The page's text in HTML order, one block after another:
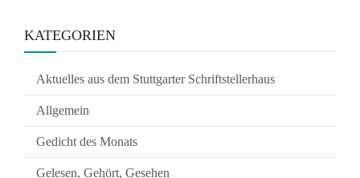
KATEGORIEN
Aktuelles aus dem Stuttgarter Schriftstellerhaus
Allgemein
Gedicht des Monats
Gelesen, Gehört, Gesehen